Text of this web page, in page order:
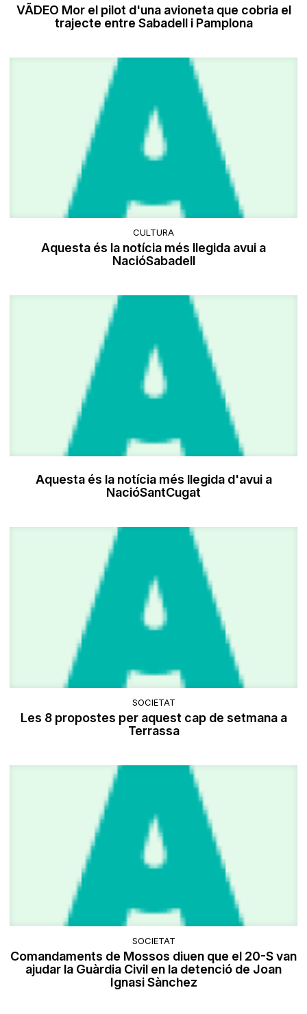
VÃDEO Mor el pilot d'una avioneta que cobria el
trajecte entre Sabadell i Pamplona
CULTURA
Aquesta és la notícia més llegida avui a
NacióSabadell
Aquesta és la notícia més llegida d'avui a
NacióSantCugat
SOCIETAT
Les 8 propostes per aquest cap de setmana a
Terrassa
SOCIETAT
Comandaments de Mossos diuen que el 20-S van
ajudar la Guàrdia Civil en la detenció de Joan
Ignasi Sànchez